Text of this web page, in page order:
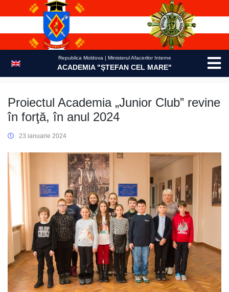
Republica Moldova | Ministerul Afacerilor Interne
ACADEMIA "ŞTEFAN CEL MARE"
Proiectul Academia „Junior Club” revine
în forţă, în anul 2024
23 ianuarie 2024